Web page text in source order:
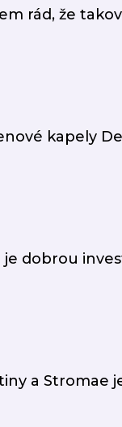
rád, že
kapely
je dobrou
a Stromae